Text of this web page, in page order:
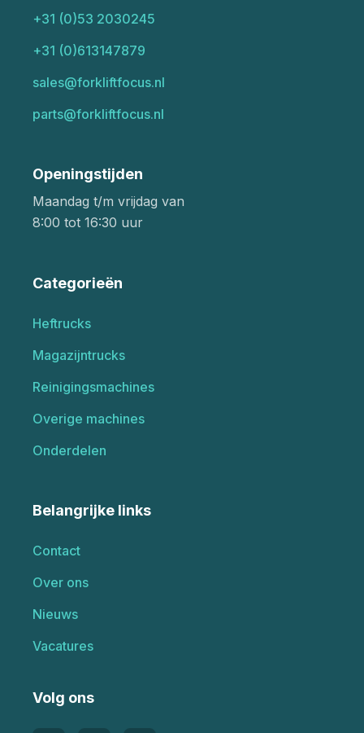
+31 (0)53 2030245
+31 (0)613147879
sales@forkliftfocus.nl
parts@forkliftfocus.nl
Openingstijden
Maandag t/m vrijdag van
8:00 tot 16:30 uur
Categorieën
Heftrucks
Magazijntrucks
Reinigingsmachines
Overige machines
Onderdelen
Belangrijke links
Contact
Over ons
Nieuws
Vacatures
Volg ons